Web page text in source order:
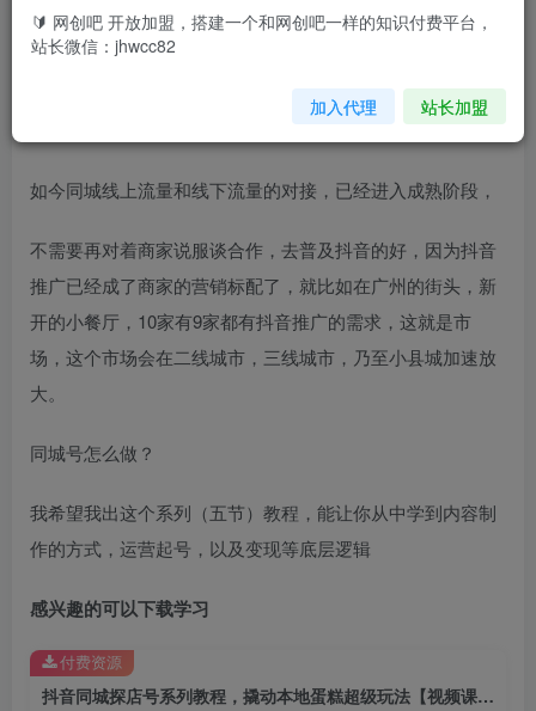
也许因为抖音的一个视频，把一个大水塘捧成人人必去的“海
景”打卡地，一家风格怪异的餐厅，可能因为一个视频的带
动，门口排起长龙，这块蛋糕，是许多本地商家都无法预料
如今同城线上流量和线下流量的对接，已经进入成熟阶段，
不需要再对着商家说服谈合作，去普及抖音的好，因为抖音
推广已经成了商家的营销标配了，就比如在广州的街头，新
开的小餐厅，10家有9家都有抖音推广的需求，这就是市
场，这个市场会在二线城市，三线城市，乃至小县城加速放
大。
同城号怎么做？
我希望我出这个系列（五节）教程，能让你从中学到内容制
作的方式，运营起号，以及变现等底层逻辑
感兴趣的可以下载学习
抖音同城探店号系列教程，撬动本地蛋糕超级玩法【视频课程】
付费资源
🔰 网创吧 开放加盟，搭建一个和网创吧一样的知识付费平台，
站长微信：jhwcc82
加入代理 站长加盟